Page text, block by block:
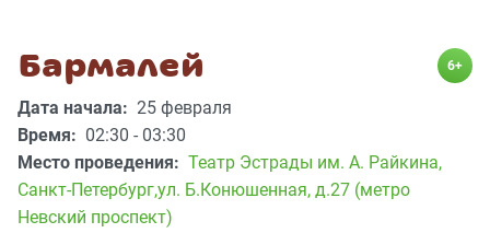
Бармалей 6+
Дата начала: 25 февраля
Время: 02:30 - 03:30
Место проведения: Театр Эстрады им. А. Райкина,
Санкт-Петербург,ул. Б.Конюшенная, д.27 (метро
Невский проспект)